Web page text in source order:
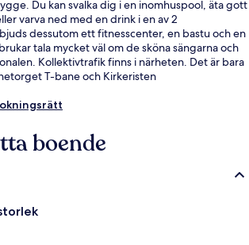
Du kan svalka dig i en inomhuspool, äta gott
varva ned med en drink i en av 2
dessutom ett fitnesscenter, en bastu och en
tala mycket väl om de sköna sängarna och
Kollektivtrafik finns i närheten. Det är bara
T-bane och Kirkeristen
boende